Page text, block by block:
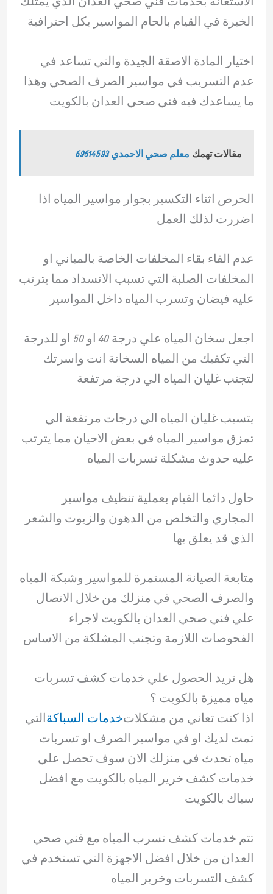
الخبرة في القيام بالحام المواسير بكل احترافية
اختيار المادة الاصقة الجيدة والتي تساعد في
عدم التسريب في مواسير الصرف الصحي وهذا
ما يساعدك فيه فني صحي العدان بالكويت
مقالات تهمك معلم صحي الاحمدي 69614593
الحرص اثناء التكسير بجوار مواسير المياه اذا
اضررت لذلك العمل
عدم القاء بقاء المخلفات الخاصة بالمباني او
المخلفات الصلبة التي تسبب الانسداد مما يترتب
عليه فيضان وتسرب المياه داخل المواسير
اجعل سخان المياه علي درجة 40 او 50 او للدرجة
التي تكفيك من المياه السخانة انت واسرتك
لتجنب غليان المياه الي درجة مرتفعة
يتسبب غليان المياه الي درجات مرتفعة الي
تمزق مواسير المياه في بعض الاحيان مما يترتب
عليه حدوث مشكلة تسربات المياه
حاول دائما القيام بعملية تنظيف مواسير
المجاري والتخلص من الدهون والزيوت والشعر
الذي قد يعلق بها
متابعة الصيانة المستمرة للمواسير وشبكة المياه
والصرف الصحي في منزلك من خلال الاتصال
علي فني صحي العدان بالكويت لاجراء
الفحوصات اللازمة وتجنب المشلكة من الاساس
هل تريد الحصول علي خدمات كشف تسربات
مياه مميزة بالكويت ؟
اذا كنت تعاني من مشكلاتخدمات السباكةالتي
تمت لديك او في مواسير الصرف او تسربات
مياه تحدث في منزلك الان سوف تحصل علي
خدمات كشف خرير المياه بالكويت مع افضل
سباك بالكويت
تتم خدمات كشف تسرب المياه مع فني صحي
العدان من خلال افضل الاجهزة التي تستخدم في
كشف التسربات وخرير المياه